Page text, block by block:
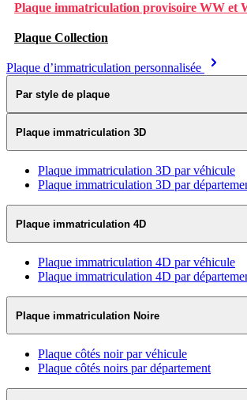
Plaque immatriculation provisoire WW et
Plaque Collection
Plaque d’immatriculation personnalisée
Par style de plaque
Plaque immatriculation 3D
Plaque immatriculation 3D par véhicule
Plaque immatriculation 3D par
Plaque immatriculation 4D
Plaque immatriculation 4D par véhicule
Plaque immatriculation 4D par
Plaque immatriculation Noire
Plaque côtés noir par véhicule
Plaque côtés noirs par département